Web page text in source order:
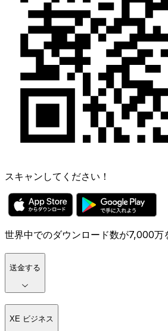
スキャンしてください！
世界中でのダウンロード数が7,000万
送金する
XE ビジネス